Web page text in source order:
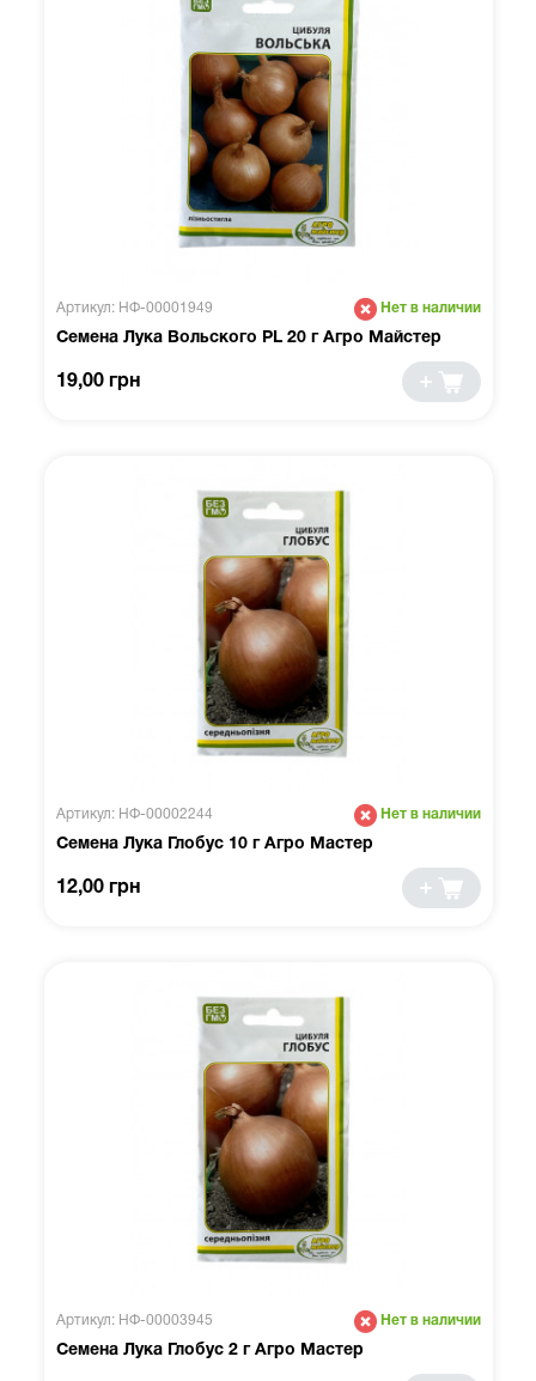
Артикул: НФ-00001949 Нет в наличии
Семена Лука Вольского PL 20 г Агро Майстер
19,00 грн
Артикул: НФ-00002244 Нет в наличии
Семена Лука Глобус 10 г Агро Мастер
12,00 грн
Артикул: НФ-00003945 Нет в наличии
Семена Лука Глобус 2 г Агро Мастер